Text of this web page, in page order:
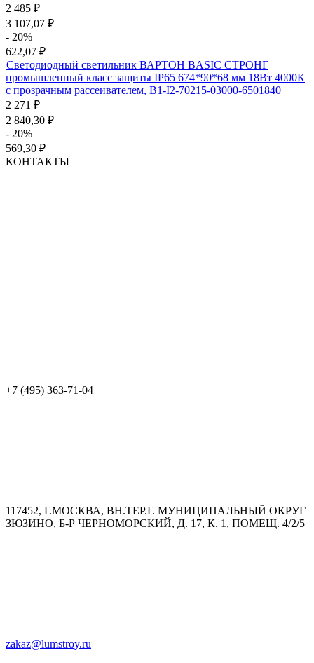
2 485 ₽
3 107,07 ₽
- 20%
622,07 ₽
Светодиодный светильник ВАРТОН BASIC СТРОНГ
промышленный класс защиты IP65 674*90*68 мм 18Вт 4000К
с прозрачным рассеивателем, B1-I2-70215-03000-6501840
2 271 ₽
2 840,30 ₽
- 20%
569,30 ₽
КОНТАКТЫ
+7 (495) 363-71-04
117452, Г.МОСКВА, ВН.ТЕР.Г. МУНИЦИПАЛЬНЫЙ ОКРУГ
ЗЮЗИНО, Б-Р ЧЕРНОМОРСКИЙ, Д. 17, К. 1, ПОМЕЩ. 4/2/5
zakaz@lumstroy.ru